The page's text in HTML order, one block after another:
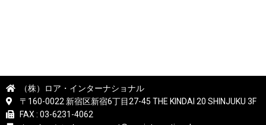
（株）ロア・インターナショナル
〒160-0022 新宿区新宿6丁目27-45 THE KINDAI 20 SHINJUKU 3F
FAX : 03-6231-4062